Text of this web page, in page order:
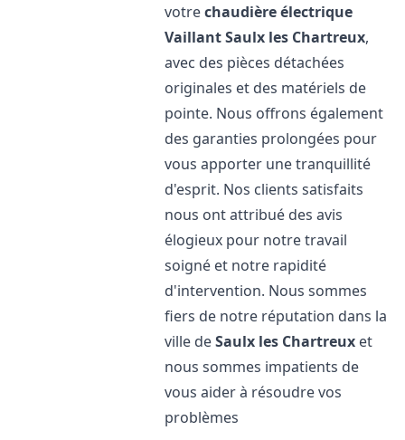
votrechaudière électrique
VaillantSaulx les Chartreux,
avec des pièces détachées
originales et des matériels de
pointe. Nous offrons également
des garanties prolongées pour
vous apporter une tranquillité
d'esprit. Nos clients satisfaits
nous ont attribué des avis
élogieux pour notre travail
soigné et notre rapidité
d'intervention. Nous sommes
fiers de notre réputation dans la
ville deSaulx les Chartreux et
nous sommes impatients de
vous aider à résoudre vos
problèmes